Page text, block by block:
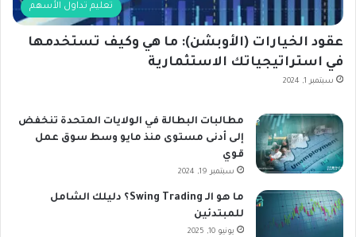
تعليم تداول الأسهم
عقود الخيارات (الأوبشن): ما هي وكيف تستخدمها
في استراتيجياتك الاستثمارية
سبتمبر 1, 2024
مطالبات البطالة في الولايات المتحدة تنخفض
إلى أدنى مستوى منذ مايو وسط سوق عمل
قوي
سبتمبر 19, 2024
ما هو الـ Swing Trading؟ دليلك الشامل
للمبتدئين
يونيو 10, 2025